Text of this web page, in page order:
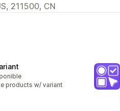
211500, CN
products w/ variant